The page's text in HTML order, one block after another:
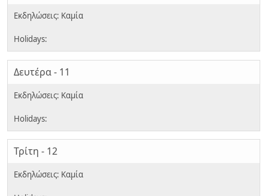
Δευτέρα - 11
Τρίτη - 12